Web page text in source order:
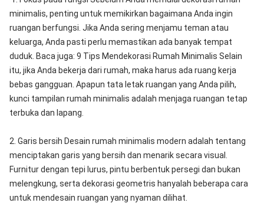
minimalis, penting untuk memikirkan bagaimana Anda ingin
ruangan berfungsi. Jika Anda sering menjamu teman atau
keluarga, Anda pasti perlu memastikan ada banyak tempat
duduk. Baca juga: 9 Tips Mendekorasi Rumah Minimalis Selain
itu, jika Anda bekerja dari rumah, maka harus ada ruang kerja
bebas gangguan. Apapun tata letak ruangan yang Anda pilih,
kunci tampilan rumah minimalis adalah menjaga ruangan tetap
terbuka dan lapang.
2. Garis bersih Desain rumah minimalis modern adalah tentang
menciptakan garis yang bersih dan menarik secara visual.
Furnitur dengan tepi lurus, pintu berbentuk persegi dan bukan
melengkung, serta dekorasi geometris hanyalah beberapa cara
untuk mendesain ruangan yang nyaman dilihat.